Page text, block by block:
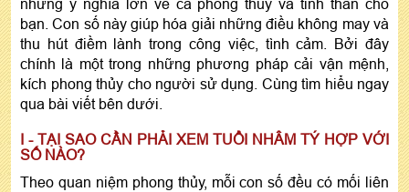
những ý nghĩa lớn về cả phong thủy và tinh thần cho
bạn. Con số này giúp hóa giải những điều không may và
thu hút điềm lành trong công việc, tình cảm. Bởi đây
chính là một trong những phương pháp cải vận mệnh,
kích phong thủy cho người sử dụng. Cùng tìm hiểu ngay
qua bài viết bên dưới.
I - TẠI SAO CẦN PHẢI XEM TUỔI NHÂM TÝ HỢP VỚI
SỐ NÀO?
Theo quan niệm phong thủy, mỗi con số đều có mối liên